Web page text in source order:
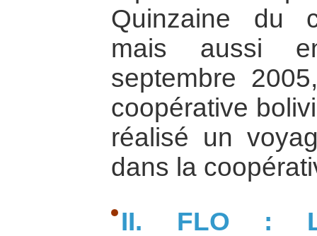
Quinzaine du
mais aussi
septembre
coopérative
réalisé un
dans la
II. FLO :